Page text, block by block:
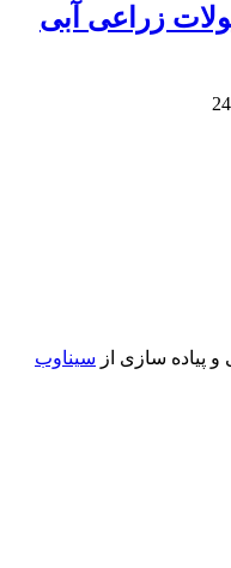
زراعی آبی
پیاده سازی از سیناوب